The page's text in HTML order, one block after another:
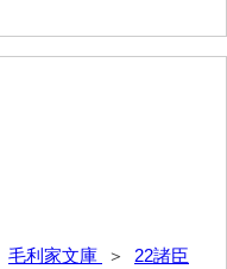
毛利家文庫 ＞ 22諸臣